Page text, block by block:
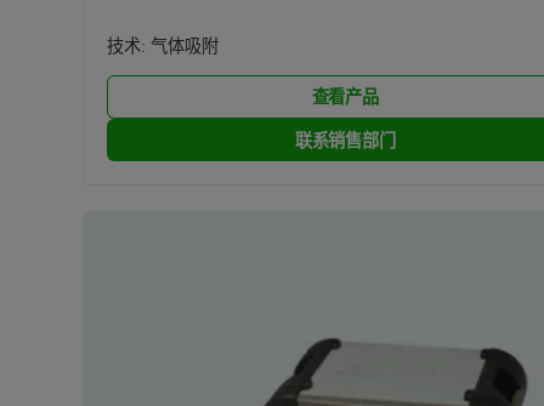
技术:气体吸附
查看产品
联系销售部门